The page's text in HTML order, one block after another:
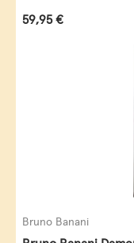
Regulärer Preis:
59,95 €
Bruno Banani